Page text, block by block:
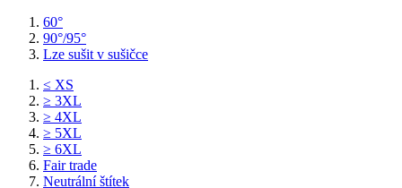
60°
90°/95°
Lze sušit v sušičce
≤ XS
≥ 3XL
≥ 4XL
≥ 5XL
≥ 6XL
Fair trade
Neutrální štítek